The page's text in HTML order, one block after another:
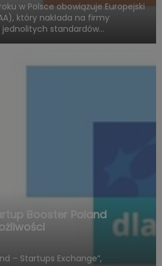
w Polsce obowiązuje Europejski
który nakłada na firmy
jednolitych standardów
Booster Poland
– Startups Exchange”,